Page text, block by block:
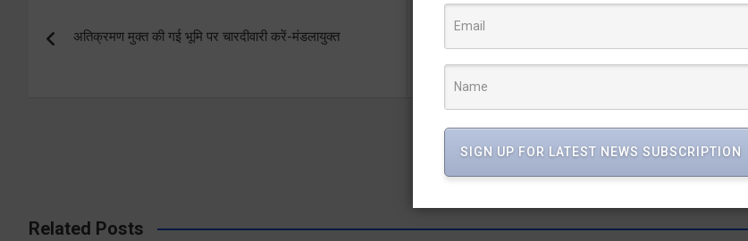
navigation
अतिक्रमण मुक्त की गई भूमि पर चारदीवारी करें-मंडलायुक्त
Related Posts
SIGN UP FOR LATEST NEWS SUBSCRIPTION